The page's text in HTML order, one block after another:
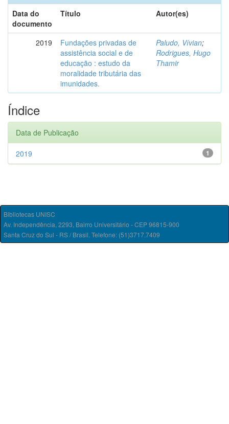
Data do
documento
Título Autor(es)
2019
Fundações privadas de
assistência social e de
educação : estudo da
moralidade tributária das
imunidades.
Paludo, Vívian;
Rodrigues, Hugo
Thamir
Índice
Data de Publicação
1
2019
Bibliotecas UNISC
Av. Independência, 2293, Bairro Universitário - CEP 96815-900
Santa Cruz do Sul - RS / Brasil. Telefone: (51)3717.7409